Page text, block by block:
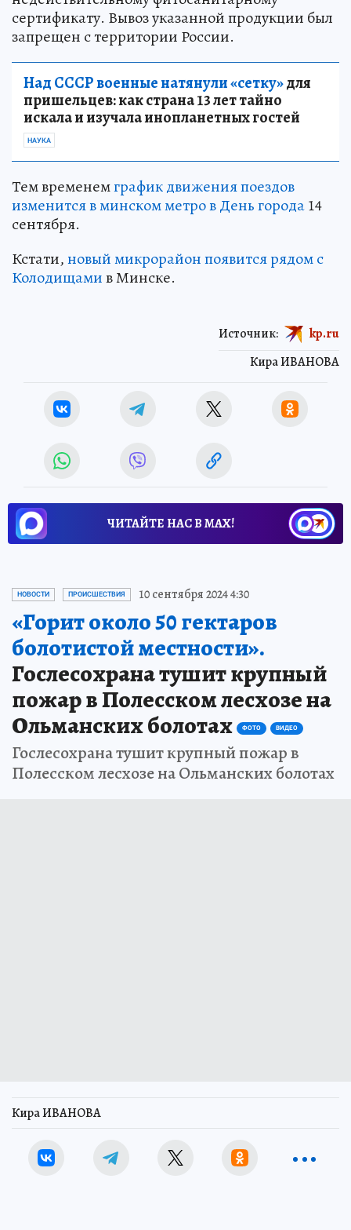
сертификату. Вывоз указанной продукции был
запрещен с территории России.
Над СССР военные натянули «сетку»для
пришельцев: как страна 13 лет тайно
искала и изучала инопланетных гостей
НАУКА
Тем временемграфик движения поездов
изменится в минском метро в День города14
сентября.
Кстати,новый микрорайон появится рядом с
Колодищамив Минске.
Кира ИВАНОВА
Источник: kp.ru
ЧИТАЙТЕ НАС В МАХ!
НОВОСТИ ПРОИСШЕСТВИЯ 10 сентября 2024 4:30
«Горит около 50 гектаров
болотистой местности».
Гослесохрана тушит крупный
пожар в Полесском лесхозе на
Ольманских болотах
ФОТО ВИДЕО
Гослесохрана тушит крупный пожар в
Полесском лесхозе на Ольманских болотах
Кира ИВАНОВА